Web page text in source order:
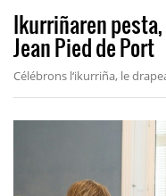
Ikurriñaren
Jean Pied de Port
Célébrons l‘ikurriña, le